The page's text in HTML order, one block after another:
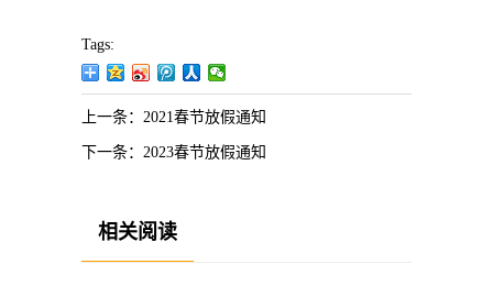
Tags:
上一条： 2021春节放假通知
下一条： 2023春节放假通知
相关阅读